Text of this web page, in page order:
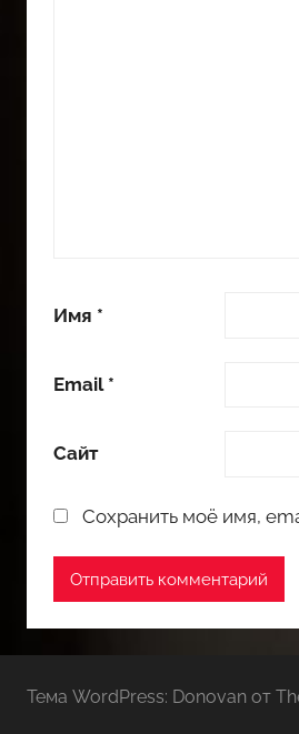
Имя *
Email *
Сайт
Сохранить моё имя,
Тема WordPress: Donovan от